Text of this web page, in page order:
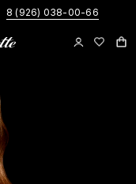
8 (926) 038-00-66